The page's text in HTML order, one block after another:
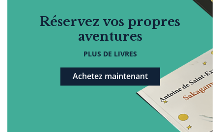
Réservez vos propres
aventures
PLUS DE LIVRES
Achetez maintenant